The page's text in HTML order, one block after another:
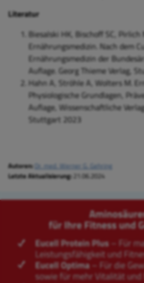
Literatur
Biesalski HK, Bischoff SC, Pirlich
Ernährungsmedizin. Nach dem
Ernährungsmedizin der
Auflage. Georg Thieme Verlag,
Hahn A, Ströhle A, Wolters M.
Physiologische Grundlagen,
Auflage, Wissenschaftliche
Stuttgart 2023
Autoren: Dr. med. Werner G. Gehring
Letzte Aktualisierung: 21.06.2024